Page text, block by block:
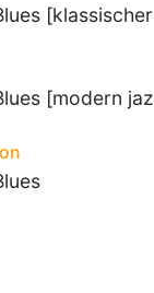
[modern